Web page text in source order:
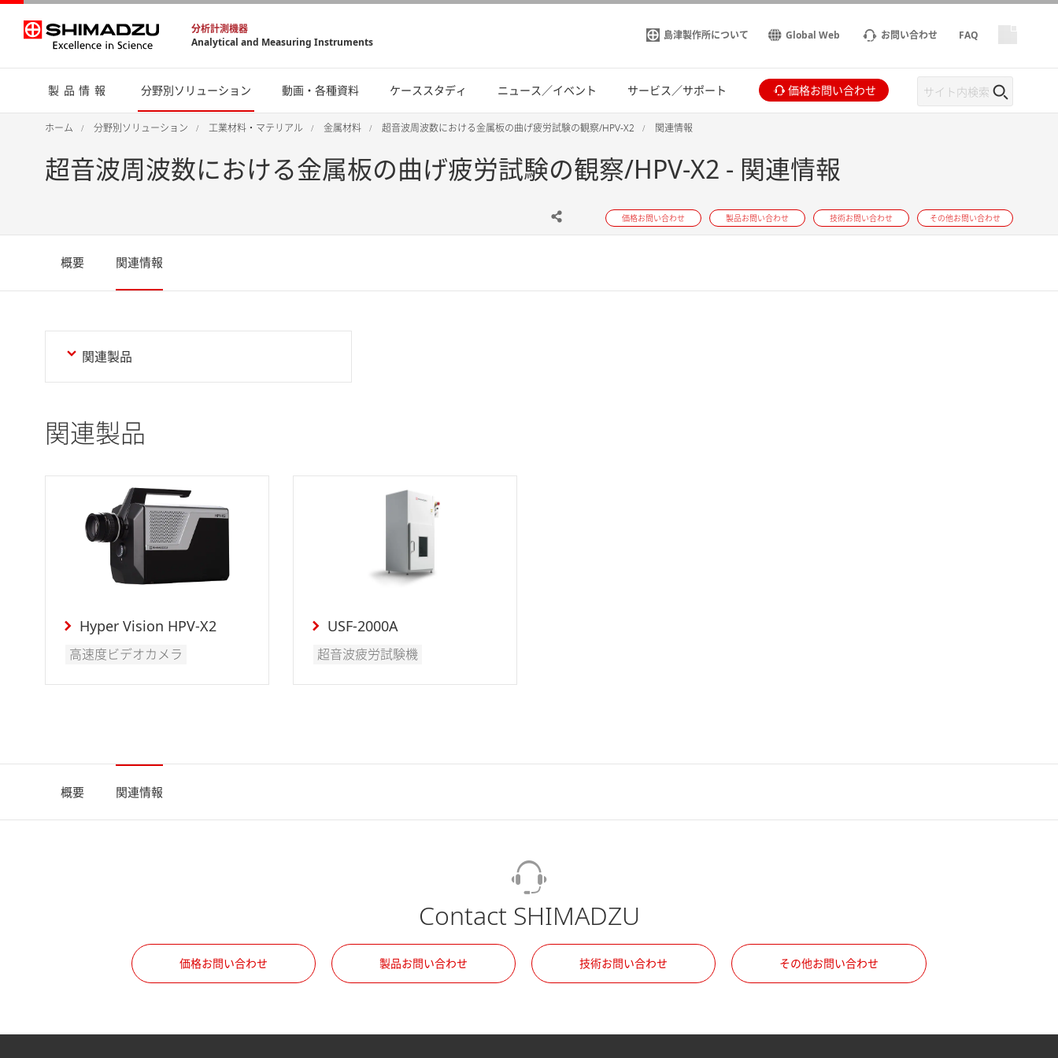
分析計測機器
Analytical and Measuring Instruments
島津製作所について Global Web お問い合わせ FAQ
製品情報 分野別ソリューション 動画・各種資料 ケーススタディ ニュース／イベント サービス／サポート 価格お問い合わせ
ホーム 分野別ソリューション 工業材料・マテリアル 金属材料 超音波周波数における金属板の曲げ疲労試験の観察/HPV-X2 関連情報
超音波周波数における金属板の曲げ疲労試験の観察/HPV-X2 - 関連情報
価格お問い合わせ 製品お問い合わせ 技術お問い合わせ その他お問い合わせ
概要 関連情報
関連製品
関連製品
Hyper Vision HPV-X2
高速度ビデオカメラ
USF-2000A
超音波疲労試験機
概要 関連情報
Contact SHIMADZU
価格お問い合わせ 製品お問い合わせ 技術お問い合わせ その他お問い合わせ